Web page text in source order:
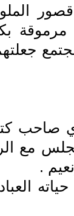
قصور
مرموقة
صاحب
مع
.